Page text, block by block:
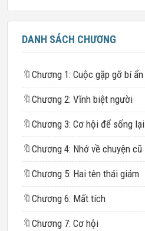
DANH SÁCH CHƯƠNG
🔖 Chương 1: Cuộc gặp gỡ bí ẩn
🔖 Chương 2: Vĩnh biệt người
🔖 Chương 3: Cơ hội để sống lại
🔖 Chương 4: Nhớ về chuyện cũ
🔖 Chương 5: Hai tên thái giám
🔖 Chương 6: Mất tích
🔖 Chương 7: Cơ hội